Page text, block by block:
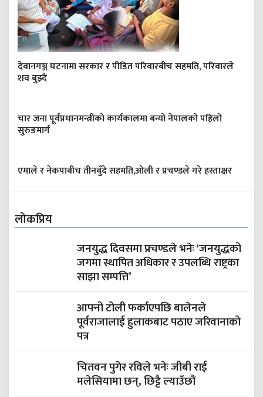
देवानगञ्ज घटनामा सरकार र पीडित परिवारबीच सहमति, परिवारले
शव बुझ्दैं
चार जना पूर्वप्रधानमन्त्रीको कार्यकालमा बन्यो नेपालको पहिलो
सुरुङमार्ग
एमाले र नेकपाबीच तीनबुँदे सहमति,ओली र प्रचण्डले गरे हस्ताक्षर
लोकप्रिय
जनयुद्ध दिवसमा प्रचण्डले भनेः ‘जनयुद्धको
जगमा स्थापित अधिकार र उपलब्धि राष्ट्रका
साझा सम्पत्ति’
आफ्नो टोली फर्काएपछि बालेनले
पूर्वराजालाई हुलाकबाट पठाए जरिवानाको
पत्र
चितवन पुगेर रविले भनेः जीबी राई
मलेसियामा छन्, छिट्टै ल्याउँछौं